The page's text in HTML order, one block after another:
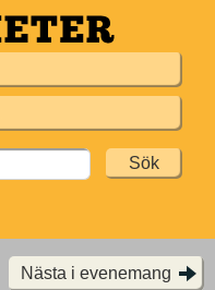
Nästa i evenemang